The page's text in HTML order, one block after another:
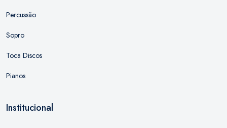
Percussão
Sopro
Toca Discos
Pianos
Institucional